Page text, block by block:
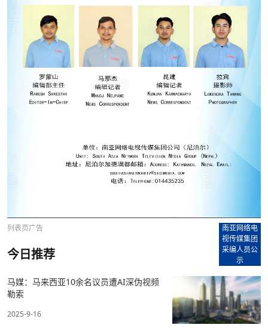
列表页广告
南亚网络电
视传媒集团
采编人员公
示
今日推荐
马媒：马来西亚10余名议员遭AI深伪视频
勒索
2025-9-16